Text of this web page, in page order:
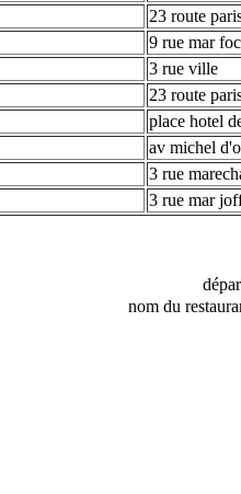
23 route
9 rue mar
3 rue ville
23 route
place hotel
av michel
3 rue
3 rue mar
nom du